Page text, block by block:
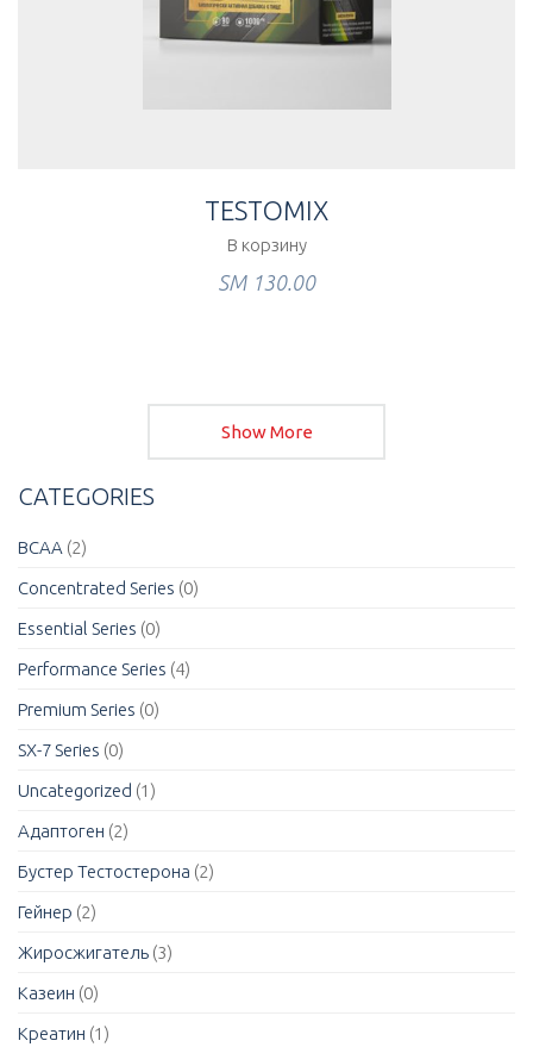
TESTOMIX
В корзину
ЅМ130.00
Show More
CATEGORIES
BCAA (2)
Concentrated Series (0)
Essential Series (0)
Performance Series (4)
Premium Series (0)
SX-7 Series (0)
Uncategorized (1)
Адаптоген (2)
Бустер Тестостерона (2)
Гейнер (2)
Жиросжигатель (3)
Казеин (0)
Креатин (1)